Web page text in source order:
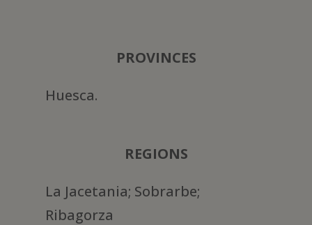
PROVINCES
Huesca.
REGIONS
La Jacetania; Sobrarbe;
Ribagorza